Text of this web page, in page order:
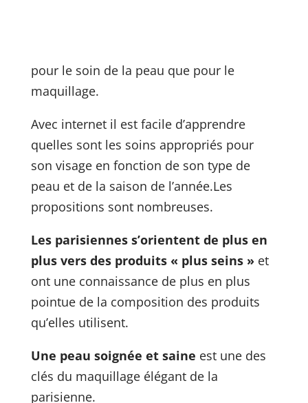
pour le soin de la peau que pour le
maquillage.
Avec internet il est facile d’apprendre
quelles sont les soins appropriés pour
son visage en fonction de son type de
peau et de la saison de l’année.Les
propositions sont nombreuses.
Les parisiennes s’orientent de plus en
plus vers des produits « plus seins »et
ont une connaissance de plus en plus
pointue de la composition des produits
qu’elles utilisent.
Une peau soignée et saine est une des
clés du maquillage élégant de la
parisienne.